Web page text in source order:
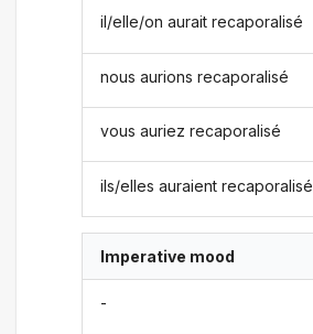
il/elle/on aurait recaporalisé
nous aurions recaporalisé
vous auriez recaporalisé
ils/elles auraient recaporalisé
Imperative mood
-